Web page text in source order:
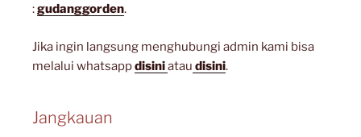
:gudanggorden.
Jika ingin langsung menghubungi admin kami bisa
melalui whatsappdisiniatau disini.
Jangkauan